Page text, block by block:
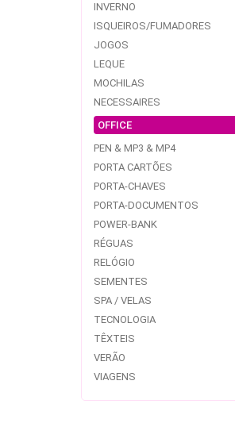
INVERNO
ISQUEIROS/FUMADORES
JOGOS
LEQUE
MOCHILAS
NECESSAIRES
OFFICE
PEN & MP3 & MP4
PORTA CARTÕES
PORTA-CHAVES
PORTA-DOCUMENTOS
POWER-BANK
RÉGUAS
RELÓGIO
SEMENTES
SPA / VELAS
TECNOLOGIA
TÊXTEIS
VERÃO
VIAGENS